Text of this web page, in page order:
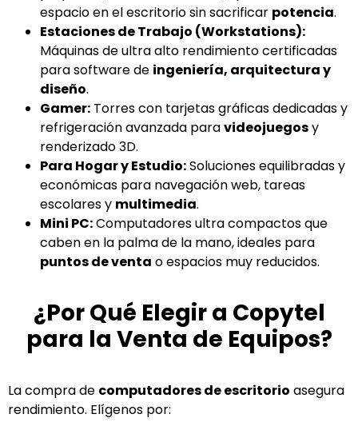
espacio en el escritorio sin sacrificar potencia.
Estaciones de Trabajo (Workstations):
Máquinas de ultra alto rendimiento certificadas
para software de ingeniería, arquitectura y
diseño.
Gamer: Torres con tarjetas gráficas dedicadas y
refrigeración avanzada paravideojuegosy
renderizado 3D.
Para Hogar y Estudio:Soluciones equilibradas y
económicas para navegación web, tareas
escolares y multimedia.
Mini PC:Computadores ultra compactos que
caben en la palma de la mano, ideales para
puntos de venta o espacios muy reducidos.
¿Por Qué Elegir a Copytel
para la Venta de Equipos?
La compra de computadores de escritorio asegura
rendimiento. Elígenos por: